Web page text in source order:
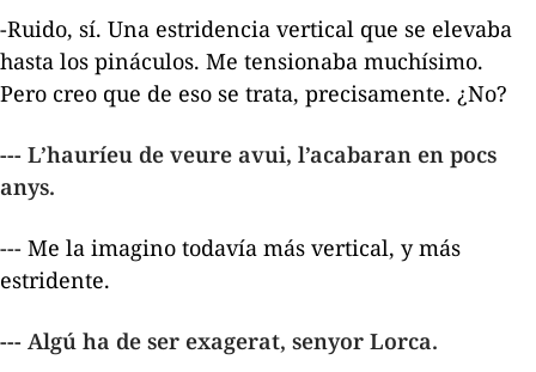
-Ruido, sí. Una estridencia vertical que se elevaba
hasta los pináculos. Me tensionaba muchísimo.
Pero creo que de eso se trata, precisamente. ¿No?
--- L’hauríeu de veure avui, l’acabaran en pocs
anys.
--- Me la imagino todavía más vertical, y más
estridente.
--- Algú ha de ser exagerat, senyor Lorca.